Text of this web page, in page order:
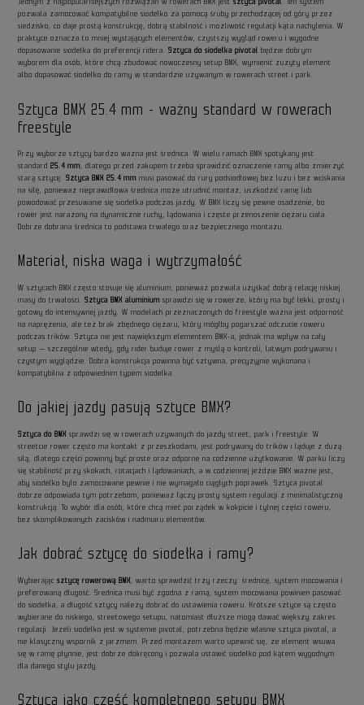
pozwala zamocować kompatybilne siodełko za pomocą śruby przechodzącej od góry przez
siedzisko, co daje prostą konstrukcję, dobrą stabilność i możliwość regulacji kąta nachylenia. W
praktyce oznacza to mniej wystających elementów, czystszy wygląd roweru i wygodne
dopasowanie siodełka do preferencji ridera.Sztyca do siodełka pivotal
będzie dobrym
wyborem dla osób, które chcą zbudować nowoczesny setup BMX, wymienić zużyty element
albo dopasować siodełko do ramy w standardzie używanym w rowerach street i park.
Sztyca BMX 25.4 mm - ważny standard w rowerach
freestyle
Przy wyborze sztycy bardzo ważna jest średnica. W wielu ramach BMX spotykany jest
standard25.4 mm , dlatego przed zakupem trzeba sprawdzić oznaczenie ramy albo zmierzyć
starą sztycę.Sztyca BMX 25.4 mm musi pasować do rury podsiodłowej bez luzu i bez wciskania
na siłę, ponieważ nieprawidłowa średnica może utrudnić montaż, uszkodzić ramę lub
powodować przesuwanie się siodełka podczas jazdy. W BMX liczy się pewne osadzenie, bo
rower jest narażony na dynamiczne ruchy, lądowania i częste przenoszenie ciężaru ciała.
Dobrze dobrana średnica to podstawa trwałego oraz bezpiecznego montażu.
Materiał, niska waga i wytrzymałość
W sztycach BMX często stosuje się aluminium, ponieważ pozwala uzyskać dobrą relację niskiej
masy do trwałości.Sztyca BMX aluminium sprawdzi się w rowerze, który ma być lekki, prosty i
gotowy do intensywnej jazdy. W modelach przeznaczonych do freestyle ważna jest odporność
na naprężenia, ale też brak zbędnego ciężaru, który mógłby pogarszać odczucie roweru
podczas trików. Sztyca nie jest największym elementem BMX-a, jednak ma wpływ na cały
setup — szczególnie wtedy, gdy rider buduje rower z myślą o kontroli, łatwym podrywaniu i
czystym wyglądzie. Dobra konstrukcja powinna być sztywna, precyzyjnie wykonana i
kompatybilna z odpowiednim typem siodełka.
Do jakiej jazdy pasują sztyce BMX?
Sztyca do BMX sprawdzi się w rowerach używanych do jazdy street, park i freestyle. W
streetcie rower często ma kontakt z przeszkodami, jest podrywany do trików i ląduje z dużą
siłą, dlatego części powinny być proste oraz odporne na codzienne użytkowanie. W parku liczy
się stabilność przy skokach, rotacjach i lądowaniach, a w codziennej jeździe BMX ważne jest,
aby siodełko było zamocowane pewnie i nie wymagało ciągłych poprawek. Sztyca pivotal
dobrze odpowiada tym potrzebom, ponieważ łączy prosty system regulacji z minimalistyczną
konstrukcją. To wybór dla osób, które chcą mieć porządek w kokpicie i tylnej części roweru,
bez skomplikowanych zacisków i nadmiaru elementów.
Jak dobrać sztycę do siodełka i ramy?
Wybierającsztycę rowerową BMX
, warto sprawdzić trzy rzeczy: średnicę, system mocowania i
preferowaną długość. Średnica musi być zgodna z ramą, system mocowania powinien pasować
do siodełka, a długość sztycy należy dobrać do ustawienia roweru. Krótsze sztyce są często
wybierane do niskiego, streetowego setupu, natomiast dłuższe mogą dawać większy zakres
regulacji. Jeżeli siodełko jest w systemie pivotal, potrzebna będzie właśnie sztyca pivotal, a
nie klasyczny wspornik z jarzmem. Przed montażem warto upewnić się, że element wsuwa
się w ramę płynnie, jest dobrze dokręcony i pozwala ustawić siodełko pod kątem wygodnym
dla danego stylu jazdy.
Sztyca jako część kompletnego setupu BMX